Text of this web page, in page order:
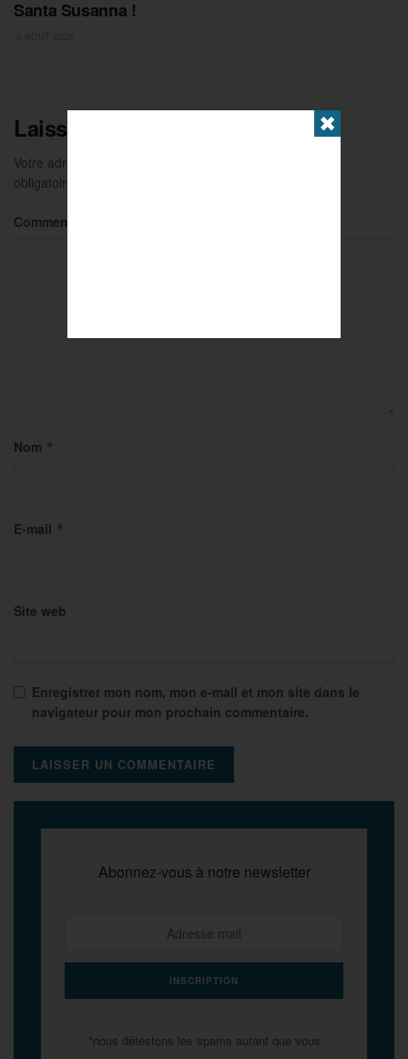
Santa Susanna !
Laisser un commentaire
Votre adresse e-mail ne sera pas publiée.
obligatoires sont indiqués avec
Commentaire
Nom *
E-mail *
Site web
Enregistrer mon nom, mon e-mail et mon site dans le
navigateur pour mon prochain commentaire.
Abonnez-vous à notre newsletter
*nous détestons les spams autant que vous
✖